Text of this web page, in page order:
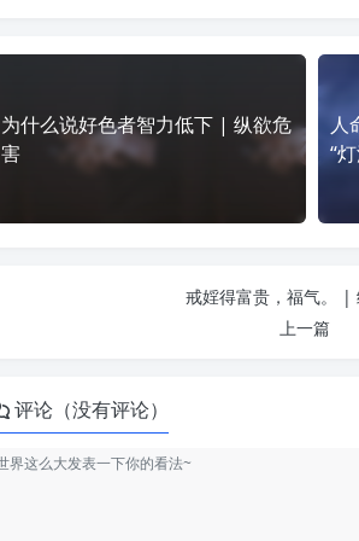
为什么说好色者智力低下 | 纵欲危
害
人
“
戒婬得富贵，福气。 |
上一篇
评论（没有评论）